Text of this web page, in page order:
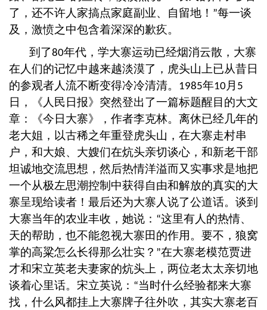
了，还不许人家搞点家庭副业、自留地！ ”每一谈
及，激愤之中包含着深深的歉疚。
到了80年代，学大寨运动已经烟消云散，大寨
在人们的记忆中越来越淡漠了，虎头山上已从昔日
的参观者人流不断变得冷冷清清。
1985年10 月 5
日，《人民日报》突然登出了一篇标题醒目的大文
章：《今日大寨》，作者李克林。离休已经几年的
老大姐，以古稀之年重登虎头山，在大寨走村串
户，和大娘、大嫂们在炕头亲切谈心，和新老干部
坦诚地交流思想，然后热情洋溢而又实事求是地把
一个从极左思潮控制中获得自由和解放的真实的大
寨呈现给读者！最后还为大寨人说了公道话。谈到
大寨当年的农业丰收，她说： “这里有人的热情、
天的帮助，也不能忽视大寨田的作用。要不，狼窝
掌的高粱怎么长得那么壮实？ ”在大寨老模范贾进
才和宋立英老夫妻家的炕头上，两位老太太亲切地
谈着心里话。宋立英说： “当时什么经验都来大寨
找，什么风都挂上大寨牌子往外吹，其实大寨老百